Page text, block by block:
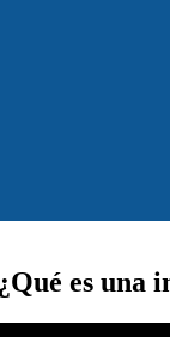
es una